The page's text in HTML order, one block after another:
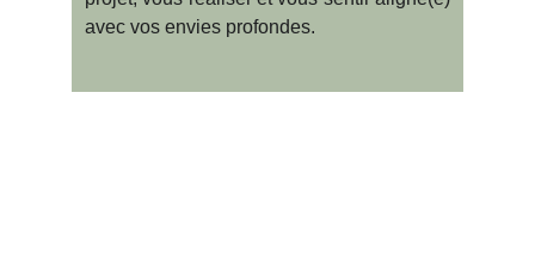
avec vos envies profondes.